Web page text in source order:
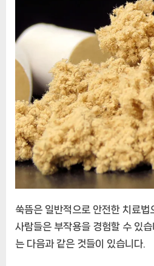
쑥뜸은 일반적으로 안전한 치료
사람들은 부작용을 경험할 수 있
는 다음과 같은 것들이 있습니다.